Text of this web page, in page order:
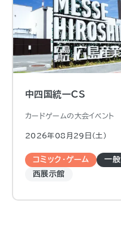
中四国統一CS
カードゲームの大会イベント
2026年08月29日（土)
コミック・ゲーム
一般
西展示館